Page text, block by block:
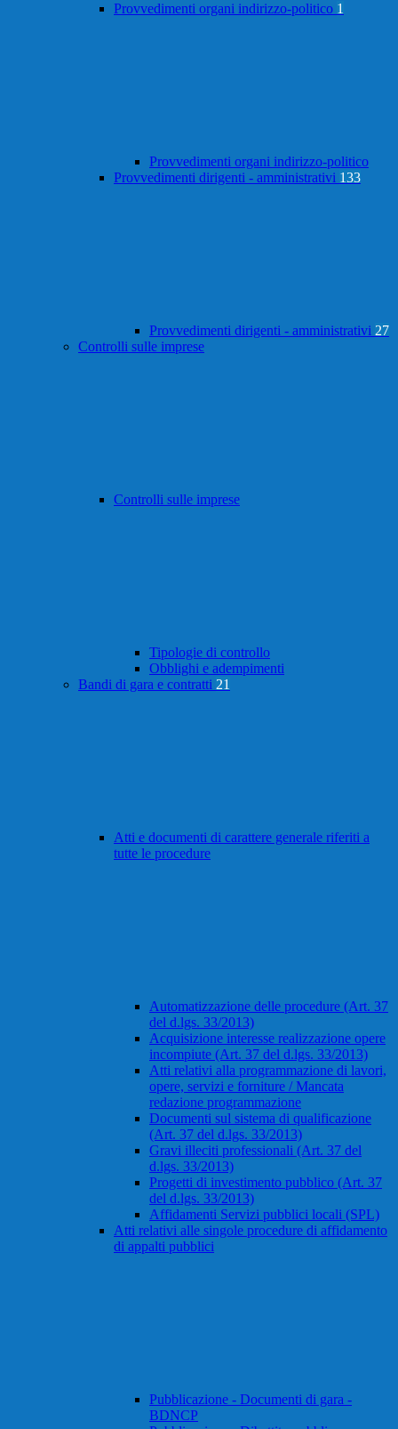
Provvedimenti organi indirizzo-politico 1
Provvedimenti organi indirizzo-politico
Provvedimenti dirigenti - amministrativi 133
Provvedimenti dirigenti - amministrativi 27
Controlli sulle imprese
Controlli sulle imprese
Tipologie di controllo
Obblighi e adempimenti
Bandi di gara e contratti 21
Atti e documenti di carattere generale riferiti a
tutte le procedure
Automatizzazione delle procedure (Art. 37
del d.lgs. 33/2013)
Acquisizione interesse realizzazione opere
incompiute (Art. 37 del d.lgs. 33/2013)
Atti relativi alla programmazione di lavori,
opere, servizi e forniture / Mancata
redazione programmazione
Documenti sul sistema di qualificazione
(Art. 37 del d.lgs. 33/2013)
Gravi illeciti professionali (Art. 37 del
d.lgs. 33/2013)
Progetti di investimento pubblico (Art. 37
del d.lgs. 33/2013)
Affidamenti Servizi pubblici locali (SPL)
Atti relativi alle singole procedure di affidamento
di appalti pubblici
Pubblicazione - Documenti di gara -
BDNCP